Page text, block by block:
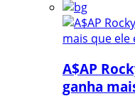
A$AP
ganha